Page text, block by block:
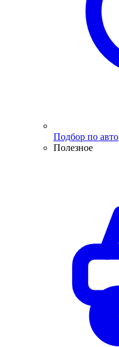
Подбор по авто
Полезное